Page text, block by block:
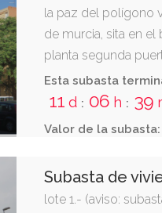
la paz del polígono
de murcia, sita en el
planta segunda
poligono paz 1(a)
30006 murcia. tiene
m2. se compone
tres dormitorios y
Esta subasta
11 d : 06 h : 39
Valor de la subasta:
Subasta de
lote 1.- (aviso: